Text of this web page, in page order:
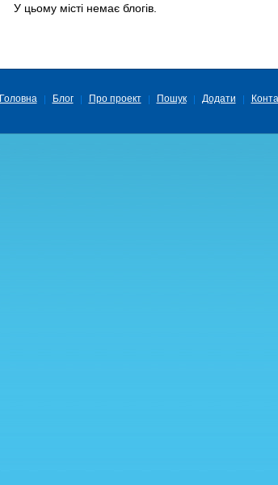
У цьому місті немає блогів.
Головна Блог Про проект Пошук Додати